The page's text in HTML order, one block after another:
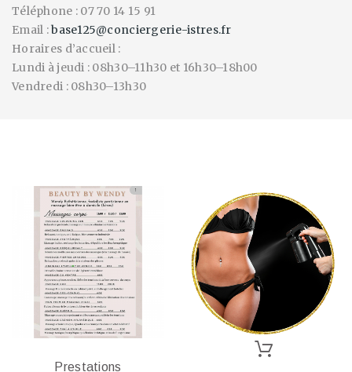
Téléphone : 07 70 14 15 91
Email :base125@conciergerie-istres.fr
Horaires d’accueil :
Lundi à jeudi : 08h30–11h30 et 16h30–18h00
Vendredi : 08h30–13h30
Prestations